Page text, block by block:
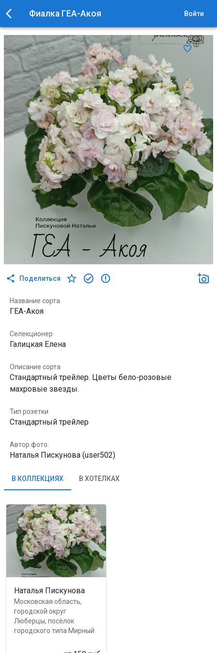
Фиалка ГЕА-Акоя Войти
Поделиться
Название сорта
ГЕА-Акоя
Селекционер
Галицкая Елена
Описание сорта
Стандартный трейлер. Цветы бело-розовые
махровые звезды.
Тип розетки
Стандартный трейлер
Автор фото:
Наталья Пискунова (user502)
В КОЛЛЕКЦИЯХ В ХОТЕЛКАХ
Наталья Пискунова
Московская область,
городской округ
Люберцы, посёлок
городского типа Мирный